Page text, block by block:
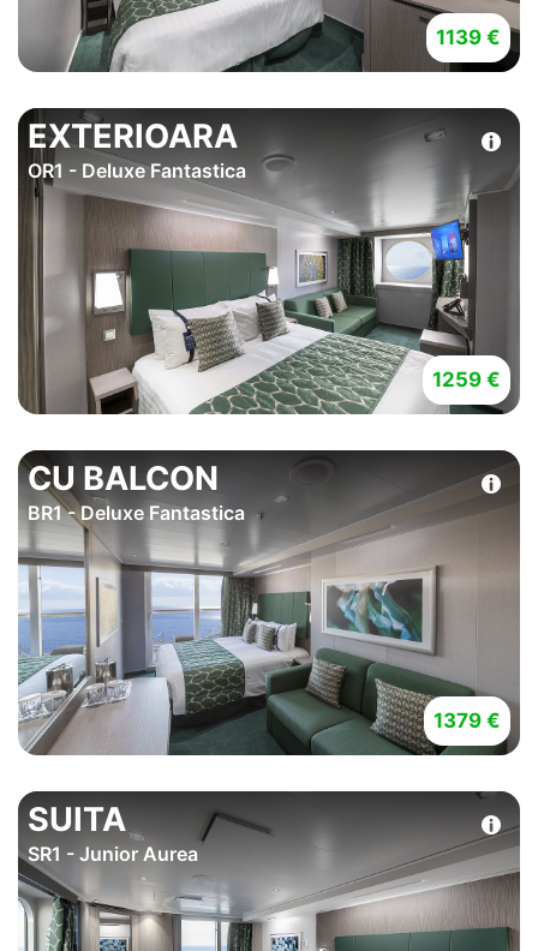
1139 €
EXTERIOARA
OR1 - Deluxe Fantastica
1259 €
CU BALCON
BR1 - Deluxe Fantastica
1379 €
SUITA
SR1 - Junior Aurea